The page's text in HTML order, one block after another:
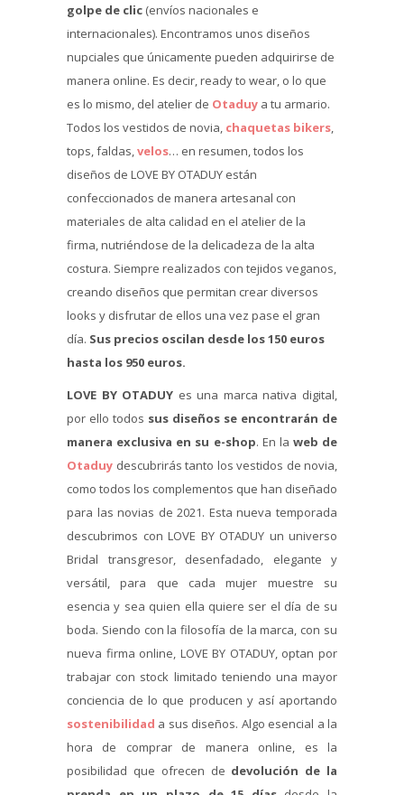
golpe de clic (envíos nacionales e
internacionales). Encontramos unos diseños
nupciales que únicamente pueden adquirirse de
manera online. Es decir, ready to wear, o lo que
es lo mismo, del atelier de Otaduy a tu armario.
Todos los vestidos de novia, chaquetas bikers,
tops, faldas,velos… en resumen, todos los
diseños de LOVE BY OTADUY están
confeccionados de manera artesanal con
materiales de alta calidad en el atelier de la
firma, nutriéndose de la delicadeza de la alta
costura. Siempre realizados con tejidos veganos,
creando diseños que permitan crear diversos
looks y disfrutar de ellos una vez pase el gran
día. Sus precios oscilan desde los 150 euros
hasta los 950 euros.
LOVE BY OTADUY es una marca nativa digital,
por ello todos sus diseños se encontrarán de
manera exclusiva en su e-shop. En la web de
Otaduy descubrirás tanto los vestidos de novia,
como todos los complementos que han diseñado
para las novias de 2021. Esta nueva temporada
descubrimos con LOVE BY OTADUY un universo
Bridal transgresor, desenfadado, elegante y
versátil, para que cada mujer muestre su
esencia y sea quien ella quiere ser el día de su
boda. Siendo con la filosofía de la marca, con su
nueva firma online, LOVE BY OTADUY, optan por
trabajar con stock limitado teniendo una mayor
conciencia de lo que producen y así aportando
sostenibilidad a sus diseños. Algo esencial a la
hora de comprar de manera online, es la
posibilidad que ofrecen de devolución de la